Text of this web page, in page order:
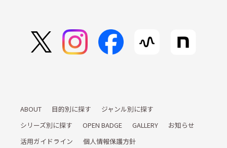
ABOUT 目的別に探す
ジャンル別に探す
シリーズ別に探す
OPEN BADGE GALLERY
お知らせ
活用ガイドライン
個人情報保護方針